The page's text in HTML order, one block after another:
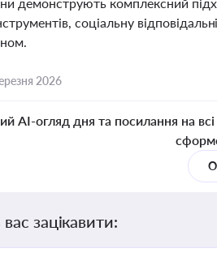
соціальну
2026
AI-огляд дня та посилання на
зацікавити: